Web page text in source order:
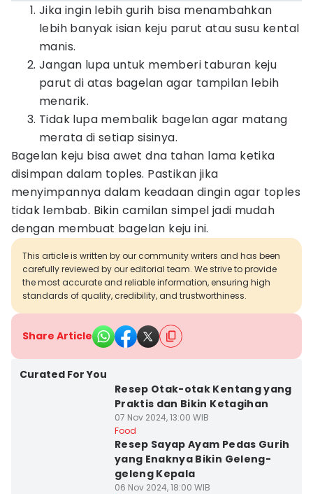
Jika ingin lebih gurih bisa menambahkan
lebih banyak isian keju parut atau susu kental
manis.
Jangan lupa untuk memberi taburan keju
parut di atas bagelan agar tampilan lebih
menarik.
Tidak lupa membalik bagelan agar matang
merata di setiap sisinya.
Bagelan keju bisa awet dna tahan lama ketika
disimpan dalam toples. Pastikan jika
menyimpannya dalam keadaan dingin agar toples
tidak lembab. Bikin camilan simpel jadi mudah
dengan membuat bagelan keju ini.
This article is written by our community writers and has been
carefully reviewed by our editorial team. We strive to provide
the most accurate and reliable information, ensuring high
standards of quality, credibility, and trustworthiness.
Share Article
Curated For You
Resep Otak-otak Kentang yang
Praktis dan Bikin Ketagihan
07 Nov 2024, 13:00 WIB
Food
Resep Sayap Ayam Pedas Gurih
yang Enaknya Bikin Geleng-
geleng Kepala
06 Nov 2024, 18:00 WIB